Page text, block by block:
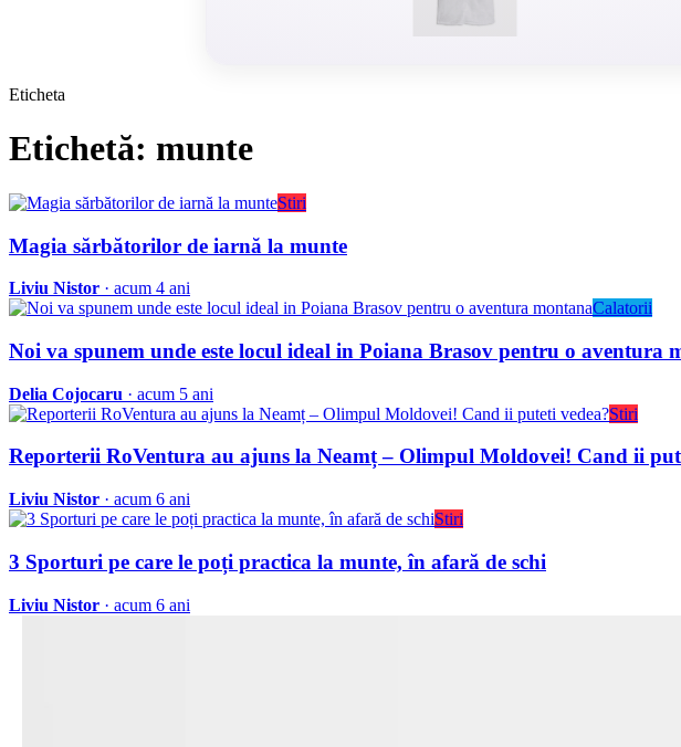
Eticheta
Etichetă: munte
Stiri
Magia sărbătorilor de iarnă la munte
Liviu Nistor · acum 4 ani
Calatorii
Noi va spunem unde este locul ideal in Poiana Brasov pentru o aventura
Delia Cojocaru · acum 5 ani
Stiri
Reporterii RoVentura au ajuns la Neamț – Olimpul Moldovei! Cand ii
Liviu Nistor · acum 6 ani
Stiri
3 Sporturi pe care le poți practica la munte, în afară de schi
Liviu Nistor · acum 6 ani